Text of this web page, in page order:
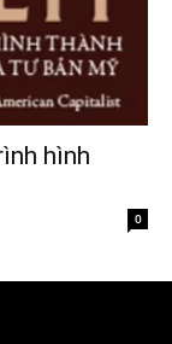
hình
0